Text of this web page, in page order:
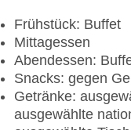
Frühstück: Buffet
Mittagessen
Abendessen:
Snacks: gegen
Getränke:
ausgewählte